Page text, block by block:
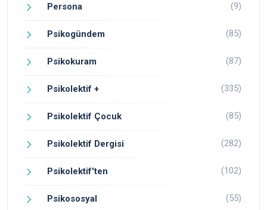
Persona (9)
Psikogündem (85)
Psikokuram (87)
Psikolektif + (335)
Psikolektif Çocuk (85)
Psikolektif Dergisi (282)
Psikolektif'ten (102)
Psikososyal (55)